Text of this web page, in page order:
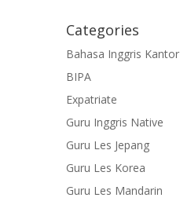
Categories
Bahasa Inggris Kantor
BIPA
Expatriate
Guru Inggris Native
Guru Les Jepang
Guru Les Korea
Guru Les Mandarin